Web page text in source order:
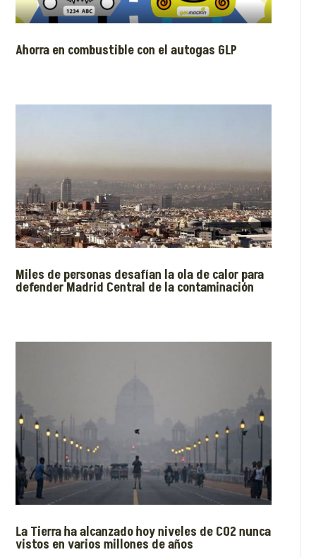
Ahorra en combustible con el autogas GLP
Miles de personas desafían la ola de calor para
defender Madrid Central de la contaminación
La Tierra ha alcanzado hoy niveles de CO2 nunca
vistos en varios millones de años